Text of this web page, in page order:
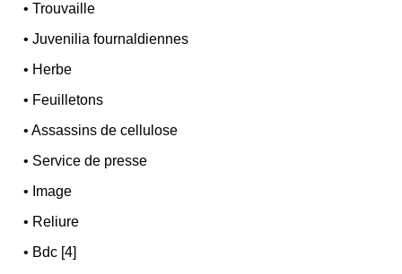
•Trouvaille
•Juvenilia fournaldiennes
• Herbe
• Feuilletons
•Assassins de cellulose
• Service de presse
• Image
• Reliure
• Bdc [4]